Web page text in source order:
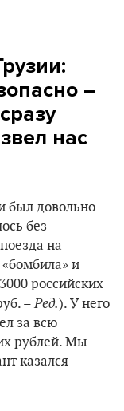
–
нас
был довольно
без
на
и
российских
–Ред.). У него
за всю
рублей. Мы
казался